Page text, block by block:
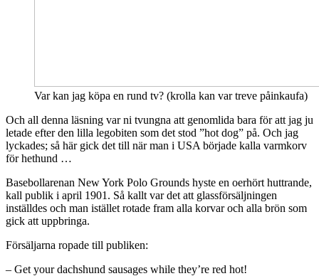
Var kan jag köpa en rund tv? (krolla kan var treve påinkaufa)
Och all denna läsning var ni tvungna att genomlida bara för att jag ju
letade efter den lilla legobiten som det stod ”hot dog” på. Och jag
lyckades; så här gick det till när man i USA började kalla varmkorv
för hethund …
Basebollarenan New York Polo Grounds hyste en oerhört huttrande,
kall publik i april 1901. Så kallt var det att glassförsäljningen
inställdes och man istället rotade fram alla korvar och alla brön som
gick att uppbringa.
Försäljarna ropade till publiken:
– Get your dachshund sausages while they’re red hot!